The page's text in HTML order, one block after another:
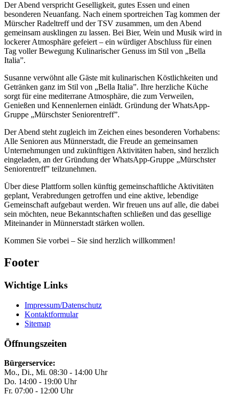
Der Abend verspricht Geselligkeit, gutes Essen und einen
besonderen Neuanfang. Nach einem sportreichen Tag kommen der
Mürscher Radeltreff und der TSV zusammen, um den Abend
gemeinsam ausklingen zu lassen. Bei Bier, Wein und Musik wird in
lockerer Atmosphäre gefeiert – ein würdiger Abschluss für einen
Tag voller Bewegung Kulinarischer Genuss im Stil von „Bella
Italia”.
Susanne verwöhnt alle Gäste mit kulinarischen Köstlichkeiten und
Getränken ganz im Stil von „Bella Italia”. Ihre herzliche Küche
sorgt für eine mediterrane Atmosphäre, die zum Verweilen,
Genießen und Kennenlernen einlädt. Gründung der WhatsApp-
Gruppe „Mürschster Seniorentreff”.
Der Abend steht zugleich im Zeichen eines besonderen Vorhabens:
Alle Senioren aus Münnerstadt, die Freude an gemeinsamen
Unternehmungen und zukünftigen Aktivitäten haben, sind herzlich
eingeladen, an der Gründung der WhatsApp-Gruppe „Mürschster
Seniorentreff” teilzunehmen.
Über diese Plattform sollen künftig gemeinschaftliche Aktivitäten
geplant, Verabredungen getroffen und eine aktive, lebendige
Gemeinschaft aufgebaut werden. Wir freuen uns auf alle, die dabei
sein möchten, neue Bekanntschaften schließen und das gesellige
Miteinander in Münnerstadt stärken wollen.
Kommen Sie vorbei – Sie sind herzlich willkommen!
Footer
Wichtige Links
Impressum/Datenschutz
Kontaktformular
Sitemap
Öffnungszeiten
Bürgerservice:
Mo., Di., Mi. 08:30 - 14:00 Uhr
Do. 14:00 - 19:00 Uhr
Fr. 07:00 - 12:00 Uhr